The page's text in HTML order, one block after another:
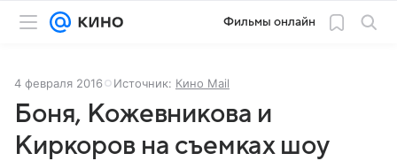
Фильмы онлайн
4 февраля 2016 Источник: Кино Mail
Боня, Кожевникова и
Киркоров на съемках шоу